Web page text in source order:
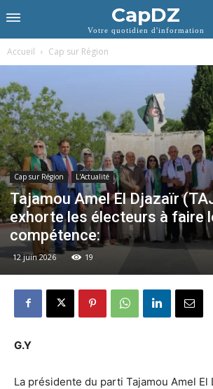
CapDZ
Votre quotidien d'information
Accueil Cap sur Région
Cap sur Région L'Actualité
Tajamou Amel El Djazaïr
exhorte les électeurs à faire
compétence:
12 juin 2026 19
G.Y
La présidente du parti Tajamou Amel El